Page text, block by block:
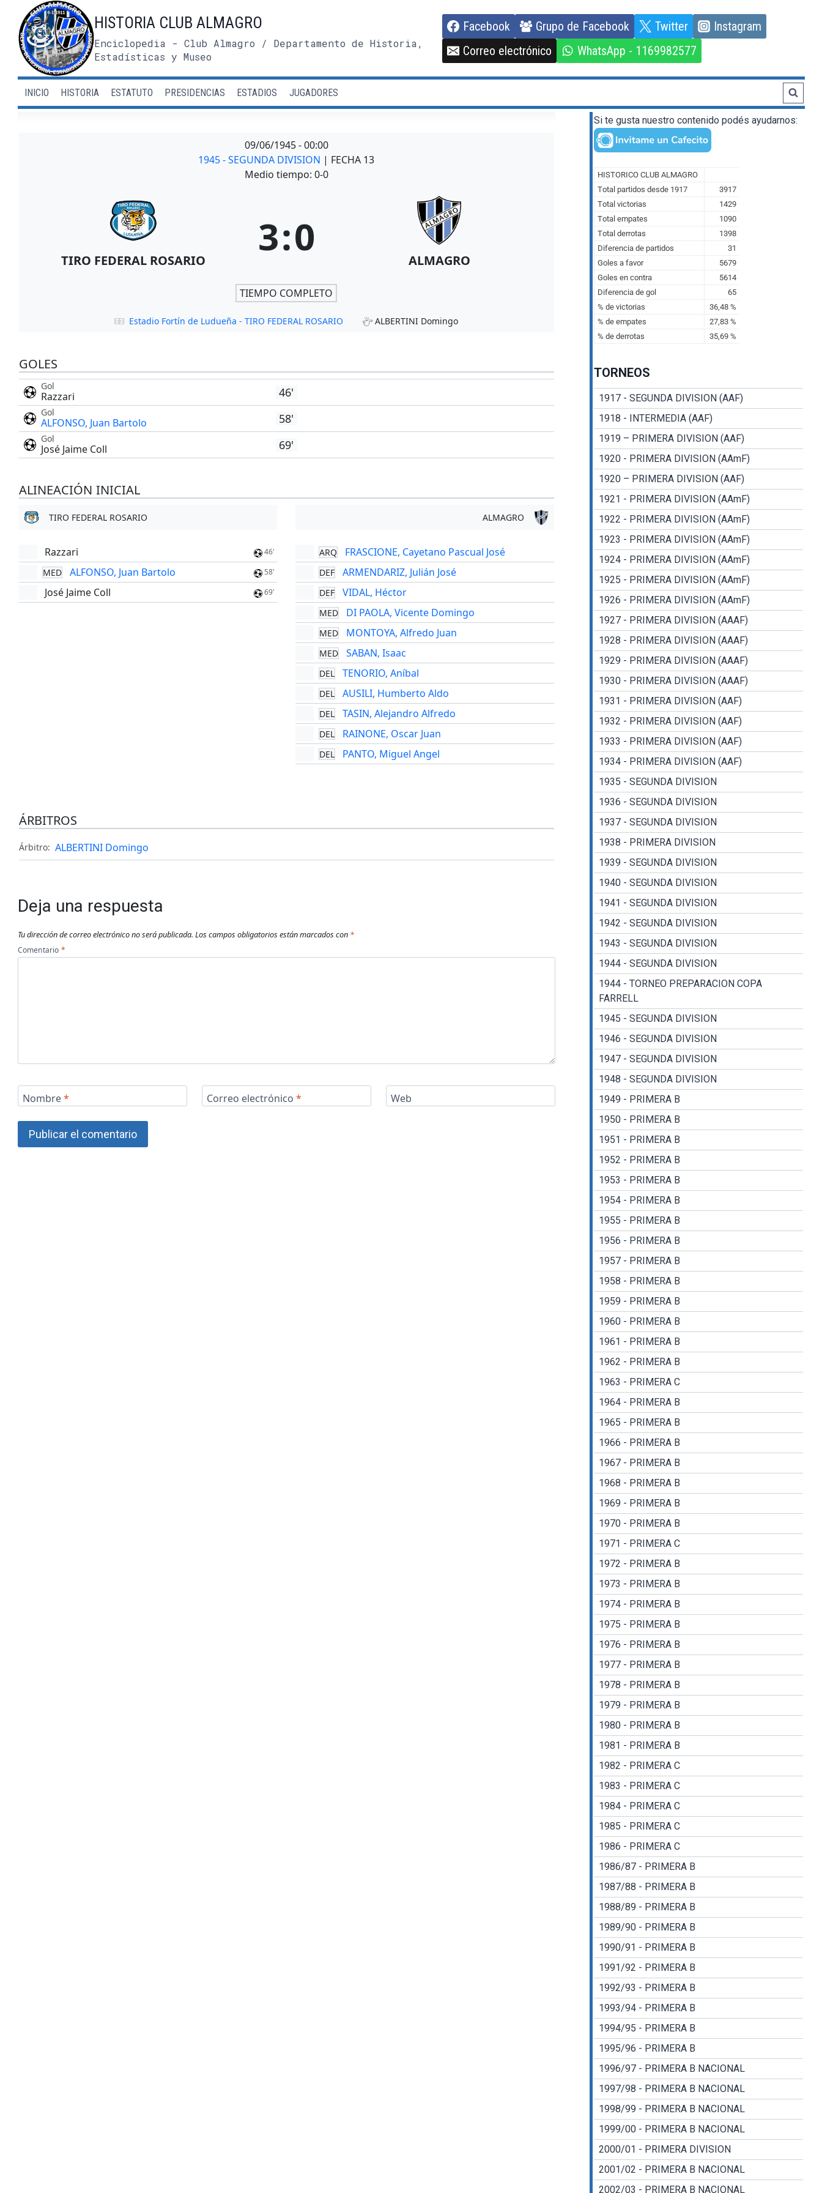
contenido
HISTORIA CLUB ALMAGRO
Enciclopedia - Club Almagro / Departamento de Historia,
Estadísticas y Museo
Facebook Grupo de Facebook Twitter
Instagram
Correo electrónico
WhatsApp - 1169982577
INICIO HISTORIA ESTATUTO PRESIDENCIAS ESTADIOS JUGADORES
09/06/1945-00:00
1945 - SEGUNDA DIVISION | FECHA 13
Medio tiempo: 0-0
TIRO FEDERAL ROSARIO 3:0 ALMAGRO
TIEMPO COMPLETO
Estadio Fortín de Ludueña - TIRO FEDERAL ROSARIO ALBERTINI Domingo
GOLES
Gol
Razzari 46'
Gol
ALFONSO, Juan Bartolo 58'
Gol
José Jaime Coll 69'
ALINEACIÓN INICIAL
TIRO FEDERAL ROSARIO
Razzari 46'
MED ALFONSO, Juan Bartolo 58'
José Jaime Coll 69'
ALMAGRO
ARQ FRASCIONE, Cayetano Pascual José
DEF ARMENDARIZ, Julián José
DEF VIDAL, Héctor
MED DI PAOLA, Vicente Domingo
MED MONTOYA, Alfredo Juan
MED SABAN, Isaac
DEL TENORIO, Aníbal
DEL AUSILI, Humberto Aldo
DEL TASIN, Alejandro Alfredo
DEL RAINONE, Oscar Juan
DEL PANTO, Miguel Angel
ÁRBITROS
Árbitro: ALBERTINI Domingo
Deja una respuesta
Tu dirección de correo electrónico no será publicada. Los campos obligatorios están marcados con *
Comentario *
Nombre* Correo electrónico * Web
Si te gusta nuestro contenido podés ayudarnos:
TORNEOS
1917 - SEGUNDA DIVISION (AAF)
1918 - INTERMEDIA (AAF)
1919 – PRIMERA DIVISION (AAF)
1920 - PRIMERA DIVISION (AAmF)
1920 – PRIMERA DIVISION (AAF)
1921 - PRIMERA DIVISION (AAmF)
1922 - PRIMERA DIVISION (AAmF)
1923 - PRIMERA DIVISION (AAmF)
1924 - PRIMERA DIVISION (AAmF)
1925 - PRIMERA DIVISION (AAmF)
1926 - PRIMERA DIVISION (AAmF)
1927 - PRIMERA DIVISION (AAAF)
1928 - PRIMERA DIVISION (AAAF)
1929 - PRIMERA DIVISION (AAAF)
1930 - PRIMERA DIVISION (AAAF)
1931 - PRIMERA DIVISION (AAF)
1932 - PRIMERA DIVISION (AAF)
1933 - PRIMERA DIVISION (AAF)
1934 - PRIMERA DIVISION (AAF)
1935 - SEGUNDA DIVISION
1936 - SEGUNDA DIVISION
1937 - SEGUNDA DIVISION
1938 - PRIMERA DIVISION
1939 - SEGUNDA DIVISION
1940 - SEGUNDA DIVISION
1941 - SEGUNDA DIVISION
1942 - SEGUNDA DIVISION
1943 - SEGUNDA DIVISION
1944 - SEGUNDA DIVISION
1944 - TORNEO PREPARACION COPA
FARRELL
1945 - SEGUNDA DIVISION
1946 - SEGUNDA DIVISION
1947 - SEGUNDA DIVISION
1948 - SEGUNDA DIVISION
1949 - PRIMERA B
1950 - PRIMERA B
1951 - PRIMERA B
1952 - PRIMERA B
1953 - PRIMERA B
1954 - PRIMERA B
1955 - PRIMERA B
1956 - PRIMERA B
1957 - PRIMERA B
1958 - PRIMERA B
1959 - PRIMERA B
1960 - PRIMERA B
1961 - PRIMERA B
1962 - PRIMERA B
1963 - PRIMERA C
1964 - PRIMERA B
1965 - PRIMERA B
1966 - PRIMERA B
1967 - PRIMERA B
1968 - PRIMERA B
1969 - PRIMERA B
1970 - PRIMERA B
1971 - PRIMERA C
1972 - PRIMERA B
1973 - PRIMERA B
1974 - PRIMERA B
1975 - PRIMERA B
1976 - PRIMERA B
1977 - PRIMERA B
1978 - PRIMERA B
1979 - PRIMERA B
1980 - PRIMERA B
1981 - PRIMERA B
1982 - PRIMERA C
1983 - PRIMERA C
1984 - PRIMERA C
1985 - PRIMERA C
1986 - PRIMERA C
1986/87 - PRIMERA B
1987/88 - PRIMERA B
1988/89 - PRIMERA B
1989/90 - PRIMERA B
1990/91 - PRIMERA B
1991/92 - PRIMERA B
1992/93 - PRIMERA B
1993/94 - PRIMERA B
1994/95 - PRIMERA B
1995/96 - PRIMERA B
1996/97 - PRIMERA B NACIONAL
1997/98 - PRIMERA B NACIONAL
1998/99 - PRIMERA B NACIONAL
1999/00 - PRIMERA B NACIONAL
2000/01 - PRIMERA DIVISION
2001/02 - PRIMERA B NACIONAL
2002/03 - PRIMERA B NACIONAL